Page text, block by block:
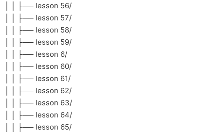
│ │ ├── lesson 56/
│ │ ├── lesson 57/
│ │ ├── lesson 58/
│ │ ├── lesson 59/
│ │ ├── lesson 6/
│ │ ├── lesson 60/
│ │ ├── lesson 61/
│ │ ├── lesson 62/
│ │ ├── lesson 63/
│ │ ├── lesson 64/
│ │ ├── lesson 65/